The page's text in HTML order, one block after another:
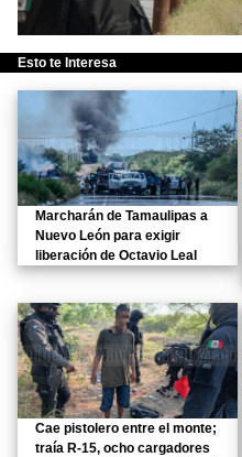
Esto te Interesa
Marcharán de Tamaulipas a
Nuevo León para exigir
liberación de Octavio Leal
Cae pistolero entre el monte;
traía R-15, ocho cargadores